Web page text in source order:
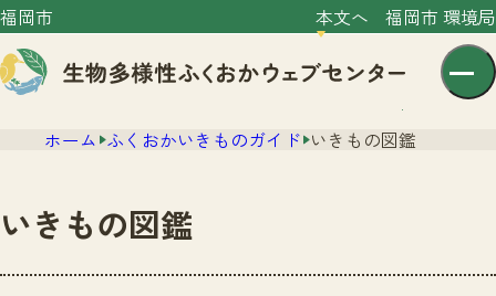
福岡市 本文へ 福岡市 環境局
センター紹介
ホーム ふくおかいきものガイド いきもの図鑑
いきもの図鑑